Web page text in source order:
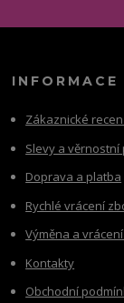
Zákaznické
Slevy a věrnostní
Doprava a platba
Rychlé vrácení
Výměna a
Kontakty
Obchodní